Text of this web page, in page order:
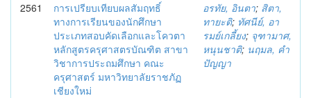
2561
การเปรียบเทียบผลสัมฤทธิ์
ทางการเรียนของนักศึกษา
ประเภทสอบคัดเลือกและโควตา
หลักสูตรครุศาสตรบัณฑิต สาขา
วิชาการประถมศึกษา คณะ
ครุศาสตร์ มหาวิทยาลัยราชภัฏ
เชียงใหม่
อรทัย, อินตา; สิตา,
ทายะติ; ทัศนีย์, อา
รมย์เกลี้ยง; จุฑามาศ,
หนุนชาติ; นฤมล, คำ
ปัญญา